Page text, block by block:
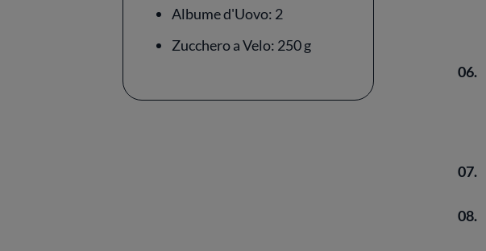
Albume d'Uovo: 2
Zucchero a Velo: 250 g
06.
07.
08.